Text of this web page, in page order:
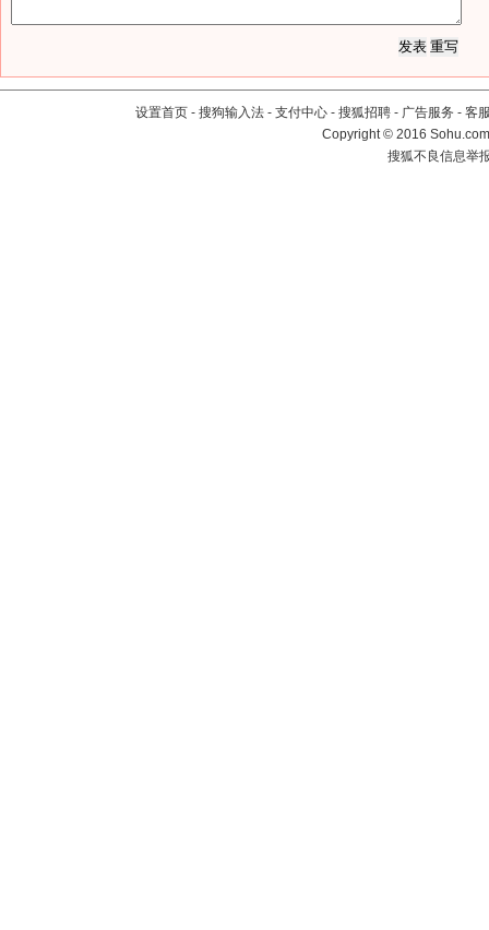
设置首页 - 搜狗输入法 - 支付中心 - 搜狐招聘 - 广告服务 - 客
Copyright©2016
搜狐不良信息举